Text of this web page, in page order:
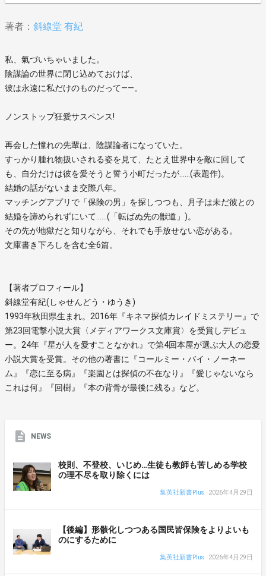
著者： 斜線堂 有紀
私、氣づいちゃいました。
陰謀論の世界に閉じ込めておけば、
彼は永遠に私だけのものだって――。
ノンストップ狂愛サスペンス!
再会した憧れの先輩は、陰謀論者になっていた。
すっかり腫れ物扱いされる姿を見て、たとえ世界中を敵に回して
も、自分だけは彼を愛そうと誓う小町だったが……(表題作)。
結婚の話がないまま交際八年。
マッチングアプリで「保険の男」を探しつつも、月子は未だ彼との
結婚を諦められずにいて……(「転ばぬ先の獣道」)。
その先が地獄だと知りながら、それでも手放せない恋がある。
文庫書き下ろしを含む全6篇。
【著者プロフィール】
斜線堂有紀(しゃせんどう・ゆうき)
1993年秋田県生まれ。2016年『キネマ探偵カレイドミステリー』で
第23回電撃小説大賞〈メディアワークス文庫賞〉を受賞しデビュ
ー。24年『星が人を愛すことなかれ』で第4回本屋が選ぶ大人の恋愛
小説大賞を受賞。その他の著書に『コールミー・バイ・ノーネー
ム』『恋に至る病』『楽園とは探偵の不在なり』『愛じゃないなら
これは何』『回樹』『本の背骨が最後に残る』など。
NEWS
校則、不登校、いじめ…生徒も教師も苦しめる学校
の理不尽を取り除くには
集英社新書Plus 2026年4月29日
【後編】形骸化しつつある国民皆保険をよりよいも
のにするために
集英社新書Plus 2026年4月29日